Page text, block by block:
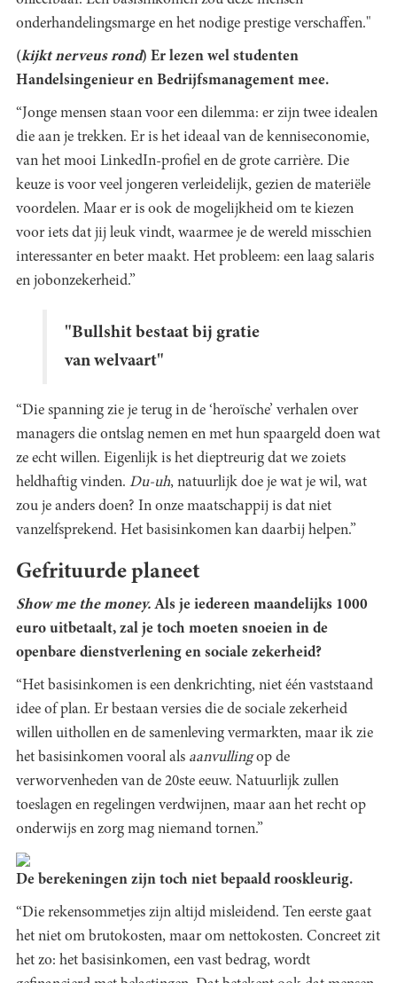
onderhandelingsmarge en het nodige prestige verschaffen."
(kijkt nerveus rond) Er lezen wel studenten
Handelsingenieur en Bedrijfsmanagement mee.
“Jonge mensen staan voor een dilemma: er zijn twee idealen
die aan je trekken. Er is het ideaal van de kenniseconomie,
van het mooi LinkedIn-profiel en de grote carrière. Die
keuze is voor veel jongeren verleidelijk, gezien de materiële
voordelen. Maar er is ook de mogelijkheid om te kiezen
voor iets dat jij leuk vindt, waarmee je de wereld misschien
interessanter en beter maakt. Het probleem: een laag salaris
en jobonzekerheid.”
"Bullshit bestaat bij gratie
van welvaart"
“Die spanning zie je terug in de ‘heroïsche’ verhalen over
managers die ontslag nemen en met hun spaargeld doen wat
ze echt willen. Eigenlijk is het dieptreurig dat we zoiets
heldhaftig vinden. Du-uh, natuurlijk doe je wat je wil, wat
zou je anders doen? In onze maatschappij is dat niet
vanzelfsprekend. Het basisinkomen kan daarbij helpen.”
Gefrituurde planeet
Show me the money. Als je iedereen maandelijks 1000
euro uitbetaalt, zal je toch moeten snoeien in de
openbare dienstverlening en sociale zekerheid?
“Het basisinkomen is een denkrichting, niet één vaststaand
idee of plan. Er bestaan versies die de sociale zekerheid
willen uithollen en de samenleving vermarkten, maar ik zie
het basisinkomen vooral als aanvullingop de
verworvenheden van de 20ste eeuw. Natuurlijk zullen
toeslagen en regelingen verdwijnen, maar aan het recht op
onderwijs en zorg mag niemand tornen.”
De berekeningen zijn toch niet bepaald rooskleurig.
“Die rekensommetjes zijn altijd misleidend. Ten eerste gaat
het niet om brutokosten, maar om nettokosten. Concreet zit
het zo: het basisinkomen, een vast bedrag, wordt